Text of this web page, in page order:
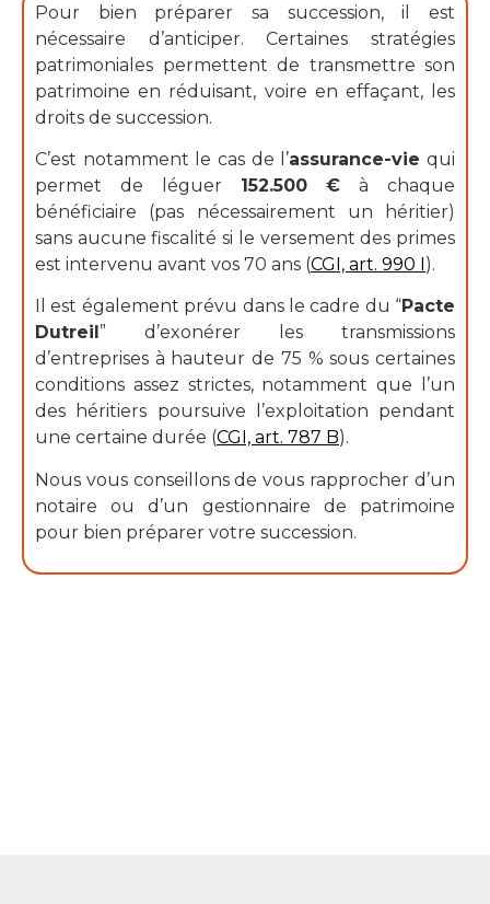
Pour bien préparer sa succession, il est
nécessaire d’anticiper. Certaines stratégies
patrimoniales permettent de transmettre son
patrimoine en réduisant, voire en effaçant, les
droits de succession.
C’est notamment le cas de l’assurance-vie qui
permet de léguer 152.500 € à chaque
bénéficiaire (pas nécessairement un héritier)
sans aucune fiscalité si le versement des primes
est intervenu avant vos 70 ans (CGI, art. 990 I).
Il est également prévu dans le cadre du “Pacte
Dutreil ” d’exonérer les transmissions
d’entreprises à hauteur de 75 % sous certaines
conditions assez strictes, notamment que l’un
des héritiers poursuive l’exploitation pendant
une certaine durée (CGI, art. 787 B).
Nous vous conseillons de vous rapprocher d’un
notaire ou d’un gestionnaire de patrimoine
pour bien préparer votre succession.